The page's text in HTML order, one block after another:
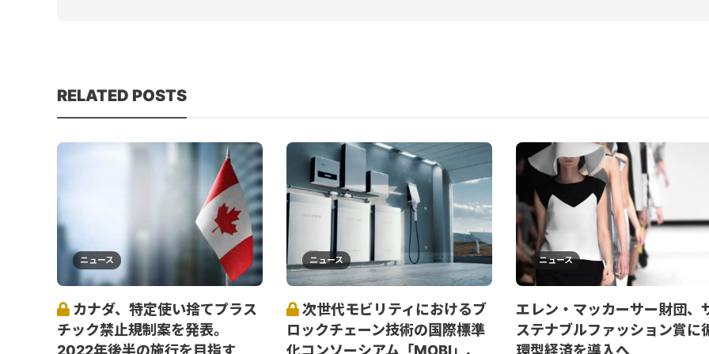
RELATED POSTS
ニュース
カナダ、特定使い捨てプラス
チック禁止規制案を発表。
2022年後半の施行を目指す
ニュース
次世代モビリティにおけるブ
ロックチェーン技術の国際標準
化コンソーシアム「MOBI」、
ニュース
エレン・マッカーサー財団、
ステナブルファッション賞に
環型経済を導入へ